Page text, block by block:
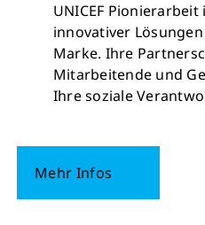
UNICEF
innovativer
Marke. Ihre
Mitarbeitende und
Ihre soziale
Mehr Infos